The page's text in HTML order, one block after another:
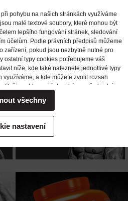
CHCI SE
ZBAVIT TUKU
CHCINABUDIT
DO TRÉNINKU
pohybu na našich stránkách využíváme
malé textové soubory, které mohou být
lepšího fungování stránek, sledování
účelům. Podle právních předpisů můžeme
zařízení, pokud jsou nezbytně nutné pro
ostatní typy cookies potřebujeme váš
níže, kde také naleznete jednotlivé typy
a kde můžete zvolit rozsah
Svůj souhlas můžete také prostřednictvím
práv v souvislosti se zpracováním cookies
mailovou adresu extrifit@extrifit.com.
a více o tom, kdo jsme a jak
najít v naší
nastavení
všechny